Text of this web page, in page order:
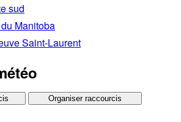
sud
Manitoba
Saint-Laurent
Organiser raccourcis